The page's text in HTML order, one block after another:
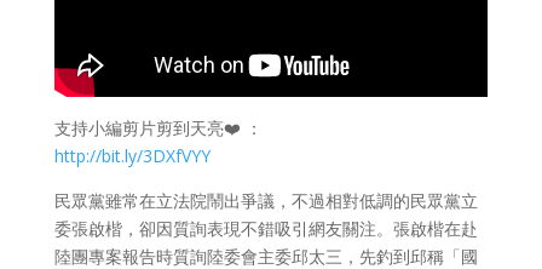
支持小編剪片剪到天亮❤️ ：
http://bit.ly/3DXfVYY
民眾黨雖常在立法院鬧出爭議，不過相對低調的民眾黨立
委張啟楷，卻因質詢表現不錯吸引網友關注。張啟楷在赴
陸團專案報告時質詢陸委會主委邱太三，先釣到邱稱「國